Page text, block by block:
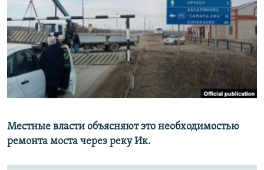
РАСПИСАНИЕ ВЕЩАНИЯ
ПОДПИШИТЕСЬ НА РАССЫЛКУ
СОЦИАЛЬНЫЕ СЕТИ
Все сайты РСЕ/РС
Местные власти объясняют это необходимостью
ремонта моста через реку Ик.